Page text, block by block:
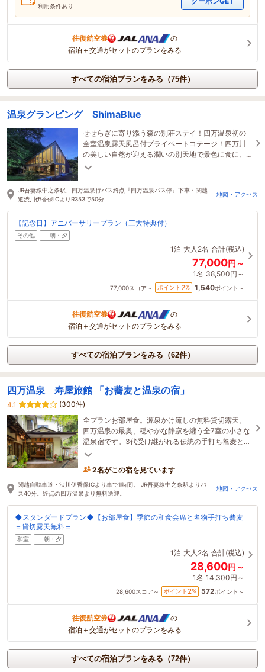
利用条件あり
往復航空券
の
宿泊＋交通がセットのプランをみる
すべての宿泊プランをみる（75件）
温泉グランピング ShimaBlue
せせらぎに寄り添う森の別荘ステイ！四万温泉初の
全室温泉露天風呂付プライベートコテージ！四万川
の美しい自然が迎える潤いの別天地で景色に食に、
地の恵みを愉しむ憧れの別荘ステイをお楽しみくだ
JR吾妻線中之条駅、四万温泉行バス終点『四万温泉バス停』下車・関越
道渋川伊香保ICよりR353で50分
地図・アクセス
【記念日】アニバーサリープラン（三大特典付）
その他 朝・夕
1泊 大人2名 合計(税込)
77,000円～
1名 38,500円～
77,000スコア～ ポイント 2% 1,540ポイント～
往復航空券
の
宿泊＋交通がセットのプランをみる
すべての宿泊プランをみる（62件）
四万温泉 寿屋旅館 「お蕎麦と温泉の宿」
4.1
(300件)
全プランお部屋食。源泉かけ流しの無料貸切露天。
四万温泉の最奥、穏やかな静寂を纏う全7室の小さな
温泉宿です。3代受け継がれる伝統の手打ち蕎麦と、
旬の食材をつかった和食膳でお腹も心も満腹に。
2名がこの宿を見ています
関越自動車道・渋川伊香保ICより車で1時間。 JR吾妻線中之条駅よりバ
ス40分。終点の四万温泉より無料送迎。
地図・アクセス
◆スタンダードプラン◆【お部屋食】季節の和食会席と名物手打ち蕎麦
＝貸切露天無料＝
和室 朝・夕
1泊 大人2名 合計(税込)
28,600円～
1名 14,300円～
28,600スコア～ ポイント 2% 572ポイント～
往復航空券
の
宿泊＋交通がセットのプランをみる
すべての宿泊プランをみる（72件）